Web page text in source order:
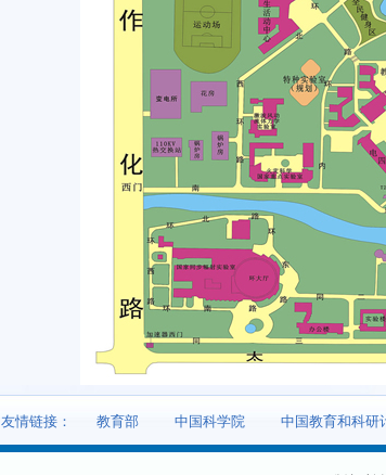
友情链接： 教育部 中国科学院 中国教育和科研